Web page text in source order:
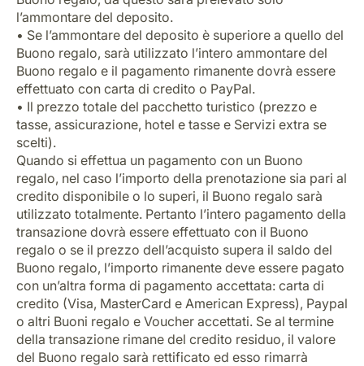
l’ammontare del deposito.
• Se l’ammontare del deposito è superiore a quello del
Buono regalo, sarà utilizzato l’intero ammontare del
Buono regalo e il pagamento rimanente dovrà essere
effettuato con carta di credito o PayPal.
• Il prezzo totale del pacchetto turistico (prezzo e
tasse, assicurazione, hotel e tasse e Servizi extra se
scelti).
Quando si effettua un pagamento con un Buono
regalo, nel caso l’importo della prenotazione sia pari al
credito disponibile o lo superi, il Buono regalo sarà
utilizzato totalmente. Pertanto l’intero pagamento della
transazione dovrà essere effettuato con il Buono
regalo o se il prezzo dell’acquisto supera il saldo del
Buono regalo, l’importo rimanente deve essere pagato
con un’altra forma di pagamento accettata: carta di
credito (Visa, MasterCard e American Express), Paypal
o altri Buoni regalo e Voucher accettati. Se al termine
della transazione rimane del credito residuo, il valore
del Buono regalo sarà rettificato ed esso rimarrà